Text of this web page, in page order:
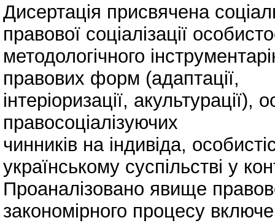
Дисертація присвячена
правової соціалізації
методологічного
правових форм (адаптації,
інтеріоризації,
правосоціалізуючих
чинників на індивіда,
українському суспільстві у
Проаналізовано явище
закономірного процесу